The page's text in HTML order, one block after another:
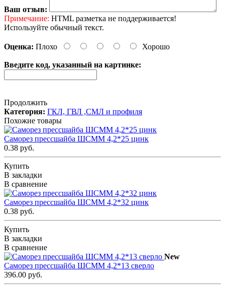
Ваш отзыв:
Примечание: HTML разметка не поддерживается!
Используйте обычный текст.
Оценка: Плохо Хорошо
Введите код, указанный на картинке:
Продолжить
Категория: ГКЛ, ГВЛ ,СМЛ и профиля
Похожие товары
Саморез прессшайба ШСММ 4,2*25 цинк
0.38 руб.
Купить
В закладки
В сравнение
Саморез прессшайба ШСММ 4,2*32 цинк
0.38 руб.
Купить
В закладки
В сравнение
New
Саморез прессшайба ШСММ 4,2*13 сверло
396.00 руб.